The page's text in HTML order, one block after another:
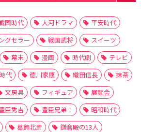
国時代 大河ドラマ
平安時代
グセラー 戦国武将
スイーツ
幕末 漫画 時代劇
テレビ
代 徳川家康 織田信長
抹茶
文房具 フィギュア
展覧会
臣秀吉 豊臣兄弟！
昭和時代
葛飾北斎 鎌倉殿の13人